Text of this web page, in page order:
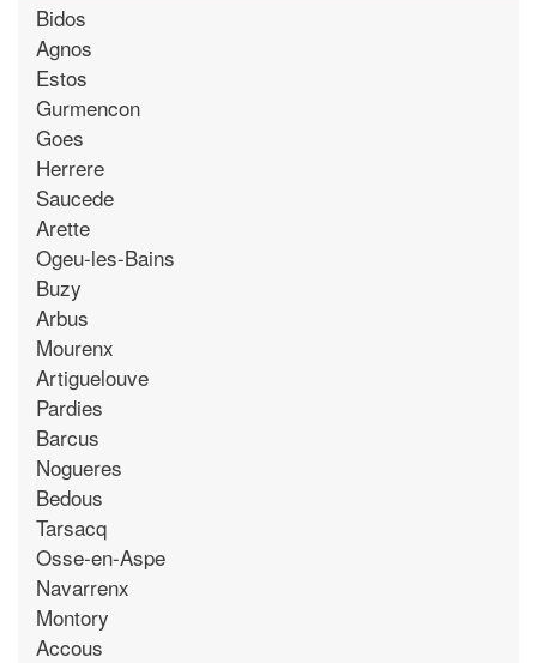
Bidos
Agnos
Estos
Gurmencon
Goes
Herrere
Saucede
Arette
Ogeu-les-Bains
Buzy
Arbus
Mourenx
Artiguelouve
Pardies
Barcus
Nogueres
Bedous
Tarsacq
Osse-en-Aspe
Navarrenx
Montory
Accous